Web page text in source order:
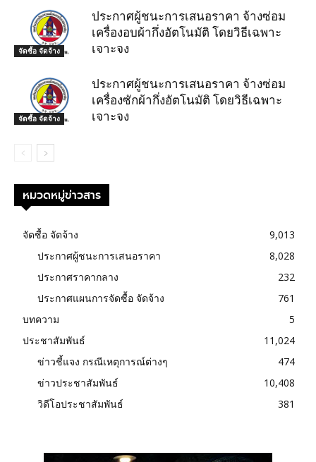
จัดซื้อ จัดจ้าง
ประกาศผู้ชนะการเสนอราคา จ้างซ่อม
เครื่องอบผ้ากึ่งอัตโนมัติ โดยวิธีเฉพาะ
เจาะจง
จัดซื้อ จัดจ้าง
ประกาศผู้ชนะการเสนอราคา จ้างซ่อม
เครื่องซักผ้ากึ่งอัตโนมัติ โดยวิธีเฉพาะ
เจาะจง
หมวดหมู่ข่าวสาร
จัดซื้อ จัดจ้าง
9,013
ประกาศผู้ชนะการเสนอราคา
8,028
ประกาศราคากลาง
232
ประกาศแผนการจัดซื้อ จัดจ้าง
761
บทความ
5
ประชาสัมพันธ์
11,024
ข่าวชี้แจง กรณีเหตุการณ์ต่างๆ
474
ข่าวประชาสัมพันธ์
10,408
วิดีโอประชาสัมพันธ์
381